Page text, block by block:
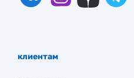
клиентам